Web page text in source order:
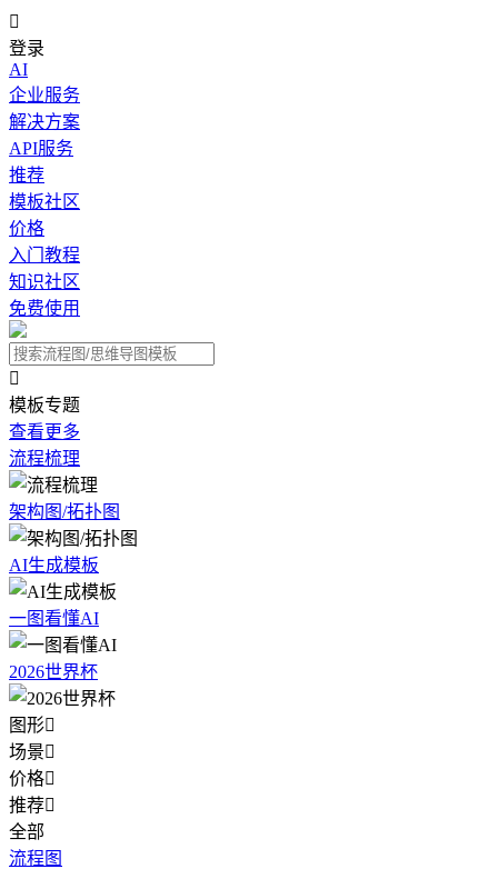

登录
AI
企业服务
解决方案
API服务
推荐
模板社区
价格
入门教程
知识社区
免费使用

模板专题
查看更多
流程梳理
架构图/拓扑图
AI生成模板
一图看懂AI
2026世界杯
图形
场景
价格
推荐
全部
流程图